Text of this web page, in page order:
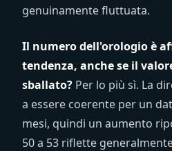
genuinamente fluttuata.
Il numero dell'orologio è
tendenza, anche se il
sballato? Per lo più sì. La
a essere coerente per un
mesi, quindi un aumento
50 a 53 riflette